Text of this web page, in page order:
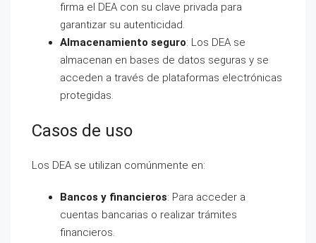
firma el DEA con su clave privada para
garantizar su autenticidad.
Almacenamiento seguro: Los DEA se
almacenan en bases de datos seguras y se
acceden a través de plataformas electrónicas
protegidas.
Casos de uso
Los DEA se utilizan comúnmente en:
Bancos y financieros: Para acceder a
cuentas bancarias o realizar trámites
financieros.